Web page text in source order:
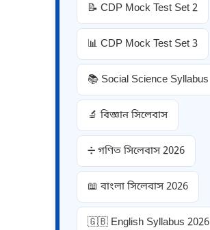
📝 CDP Mock Test Set 2
📊 CDP Mock Test Set 3
📚 Social Science Syllabus
🔬 বিজ্ঞান সিলেবাস
➗ গণিত সিলেবাস 2026
📖 বাংলা সিলেবাস 2026
🇬🇧 English Syllabus 2026